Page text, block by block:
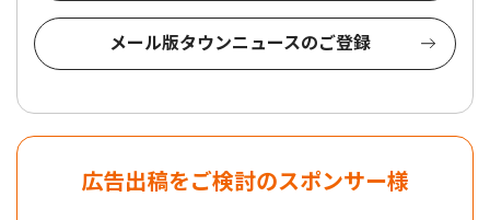
メール版タウンニュースのご登録
広告出稿をご検討のスポンサー様